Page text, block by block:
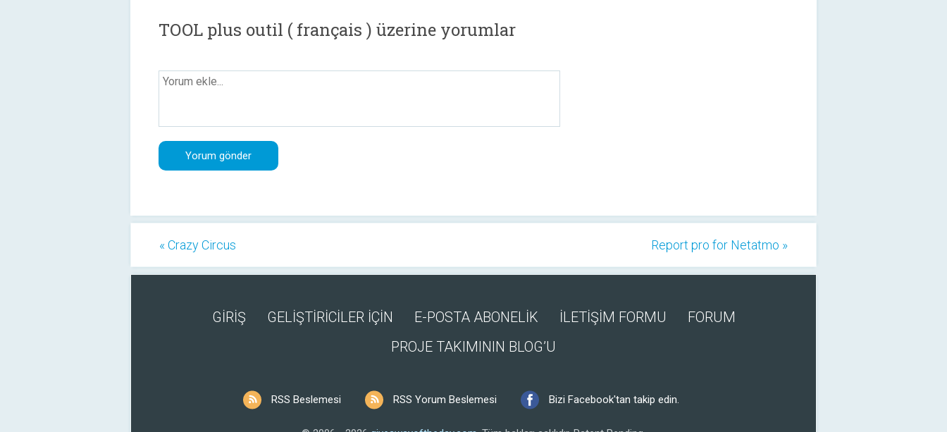
TOOL plus outil ( français ) üzerine yorumlar
« Crazy Circus Report pro for Netatmo »
GİRİŞ GELİŞTİRİCİLER İÇİN E-POSTA ABONELİK İLETİŞİM FORMU
FORUM
PROJE TAKIMININ BLOG’U
RSS Beslemesi RSS Yorum Beslemesi Bizi Facebook'tan takip edin.